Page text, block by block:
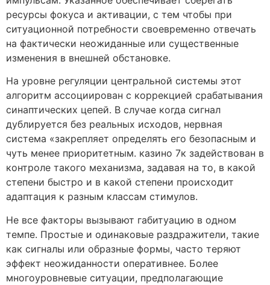
ресурсы фокуса и активации, с тем чтобы при
ситуационной потребности своевременно отвечать
на фактически неожиданные или существенные
изменения в внешней обстановке.
На уровне регуляции центральной системы этот
алгоритм ассоциирован с коррекцией срабатывания
синаптических цепей. В случае когда сигнал
дублируется без реальных исходов, нервная
система «закрепляет определять его безопасным и
чуть менее приоритетным. казино 7к задействован в
контроле такого механизма, задавая на то, в какой
степени быстро и в какой степени происходит
адаптация к разным классам стимулов.
Не все факторы вызывают габитуацию в одном
темпе. Простые и одинаковые раздражители, такие
как сигналы или образные формы, часто теряют
эффект неожиданности оперативнее. Более
многоуровневые ситуации, предполагающие